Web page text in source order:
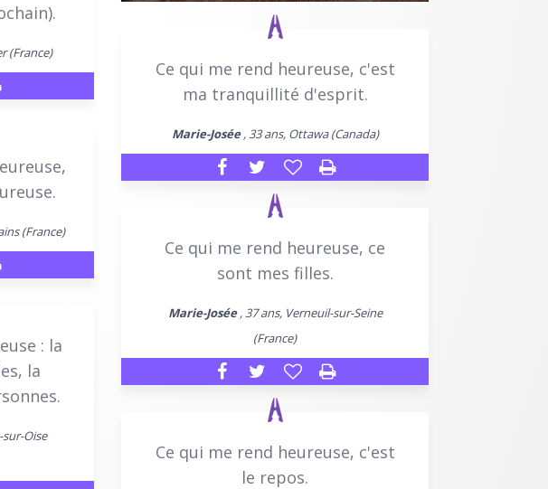
(France)
Ce qui me rend heureuse, c'est
ma tranquillité d'esprit.
Marie-Josée, 33 ans, Ottawa (Canada)
(France)
Ce qui me rend heureuse, ce
sont mes filles.
Marie-Josée, 37 ans, Verneuil-sur-Seine
(France)
: la
la
Oise
Ce qui me rend heureuse, c'est
le repos.